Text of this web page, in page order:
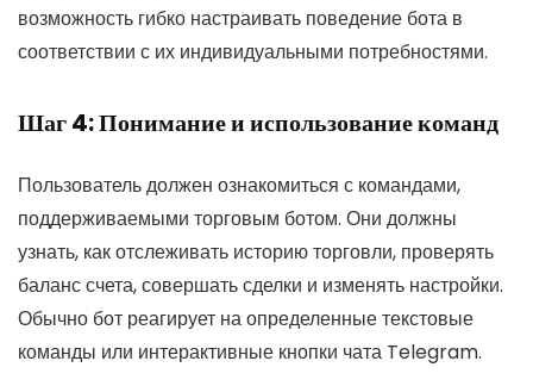
возможность гибко настраивать поведение бота в
соответствии с их индивидуальными потребностями.
Шаг 4: Понимание и использование команд
Пользователь должен ознакомиться с командами,
поддерживаемыми торговым ботом. Они должны
узнать, как отслеживать историю торговли, проверять
баланс счета, совершать сделки и изменять настройки.
Обычно бот реагирует на определенные текстовые
команды или интерактивные кнопки чата Telegram.